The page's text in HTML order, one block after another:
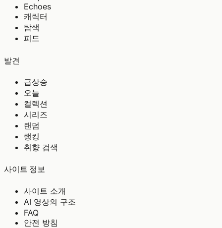
Echoes
캐릭터
탐색
피드
발견
급상승
오늘
컬렉션
시리즈
랜덤
랭킹
취향 검색
사이트 정보
사이트 소개
AI 영상의 구조
FAQ
안전 방침